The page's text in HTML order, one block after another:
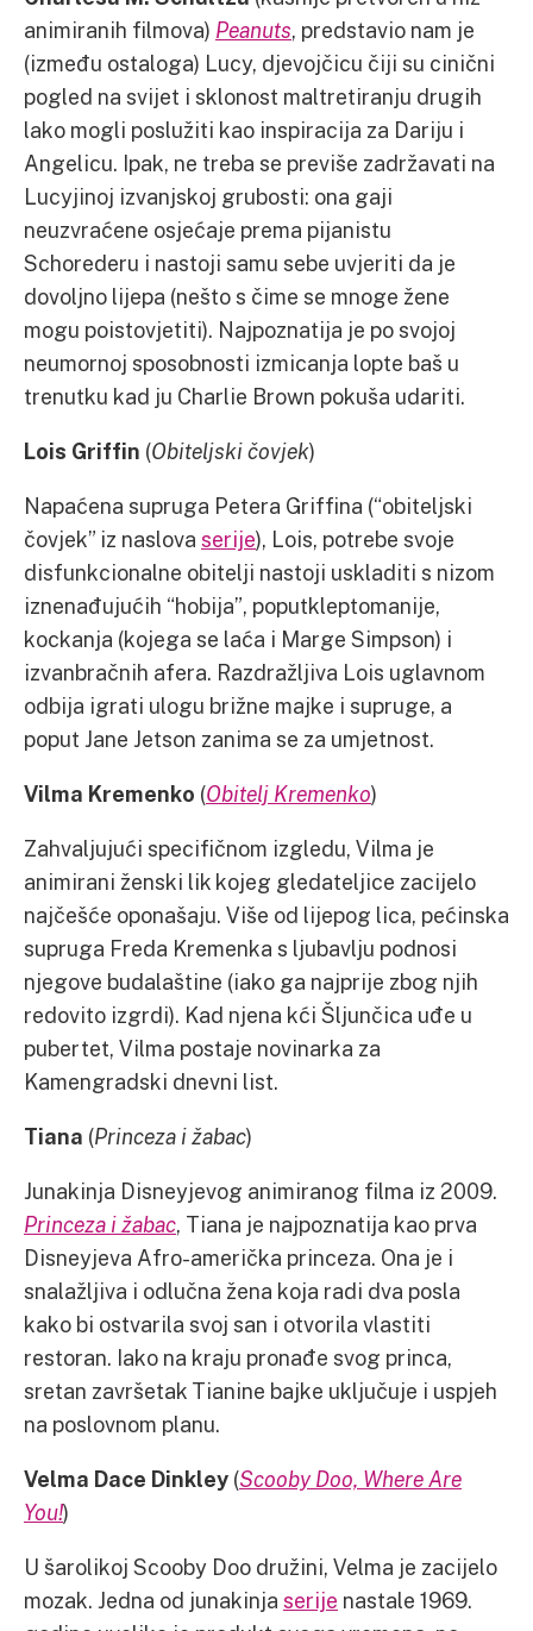
animiranih filmova) Peanuts, predstavio nam je
(između ostaloga) Lucy, djevojčicu čiji su cinični
pogled na svijet i sklonost maltretiranju drugih
lako mogli poslužiti kao inspiracija za Dariju i
Angelicu. Ipak, ne treba se previše zadržavati na
Lucyjinoj izvanjskoj grubosti: ona gaji
neuzvraćene osjećaje prema pijanistu
Schorederu i nastoji samu sebe uvjeriti da je
dovoljno lijepa (nešto s čime se mnoge žene
mogu poistovjetiti). Najpoznatija je po svojoj
neumornoj sposobnosti izmicanja lopte baš u
trenutku kad ju Charlie Brown pokuša udariti.
Lois Griffin (Obiteljski čovjek)
Napaćena supruga Petera Griffina (“obiteljski
čovjek” iz naslova serije), Lois, potrebe svoje
disfunkcionalne obitelji nastoji uskladiti s nizom
iznenađujućih “hobija”, poputkleptomanije,
kockanja (kojega se laća i Marge Simpson) i
izvanbračnih afera. Razdražljiva Lois uglavnom
odbija igrati ulogu brižne majke i supruge, a
poput Jane Jetson zanima se za umjetnost.
Vilma Kremenko (Obitelj Kremenko)
Zahvaljujući specifičnom izgledu, Vilma je
animirani ženski lik kojeg gledateljice zacijelo
najčešće oponašaju. Više od lijepog lica, pećinska
supruga Freda Kremenka s ljubavlju podnosi
njegove budalaštine (iako ga najprije zbog njih
redovito izgrdi). Kad njena kći Šljunčica uđe u
pubertet, Vilma postaje novinarka za
Kamengradski dnevni list.
Tiana (Princeza i žabac)
Junakinja Disneyjevog animiranog filma iz 2009.
Princeza i žabac, Tiana je najpoznatija kao prva
Disneyjeva Afro-američka princeza. Ona je i
snalažljiva i odlučna žena koja radi dva posla
kako bi ostvarila svoj san i otvorila vlastiti
restoran. Iako na kraju pronađe svog princa,
sretan završetak Tianine bajke uključuje i uspjeh
na poslovnom planu.
Velma Dace Dinkley (Scooby Doo, Where Are
You!)
U šarolikoj Scooby Doo družini, Velma je zacijelo
mozak. Jedna od junakinja serije nastale 1969.